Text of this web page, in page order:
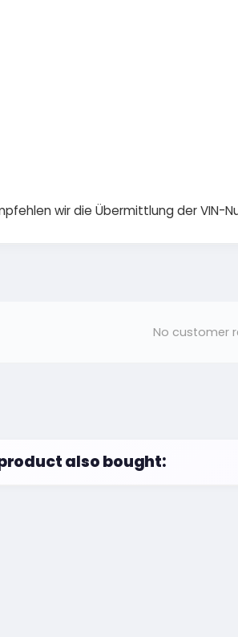
wir die Übermittlung der VIN-
No customer
also bought: